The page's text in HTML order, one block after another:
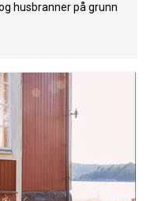
husbranner på grunn